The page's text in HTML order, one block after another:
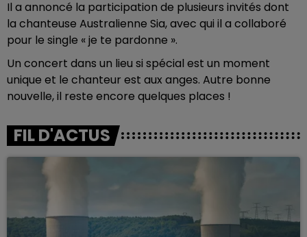
Il a annoncé la participation de plusieurs invités dont
la chanteuse Australienne Sia, avec qui il a collaboré
pour le single « je te pardonne ».
Un concert dans un lieu si spécial est un moment
unique et le chanteur est aux anges. Autre bonne
nouvelle, il reste encore quelques places !
FIL D'ACTUS